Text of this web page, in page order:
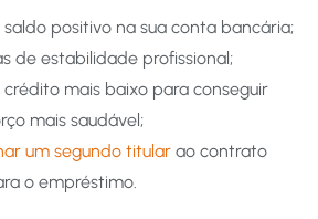
positivo na sua conta bancária;
de estabilidade profissional;
crédito mais baixo para conseguir
mais saudável;
um segundo titular ao contrato
o empréstimo.